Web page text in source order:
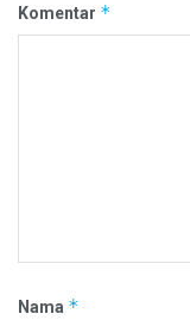
Komentar *
Nama *